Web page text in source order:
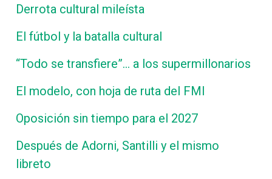
Derrota cultural mileísta
El fútbol y la batalla cultural
“Todo se transfiere”… a los supermillonarios
El modelo, con hoja de ruta del FMI
Oposición sin tiempo para el 2027
Después de Adorni, Santilli y el mismo
libreto